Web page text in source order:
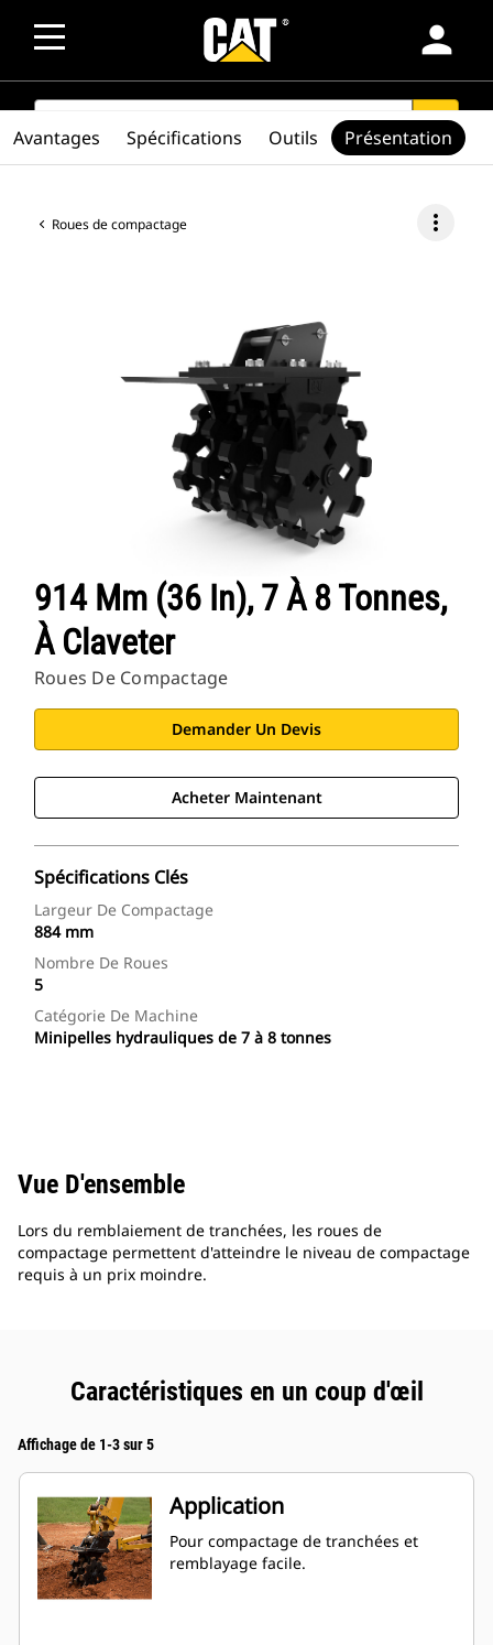
person
SEARCH search
Roues de compactage more_vert
914 Mm (36 In), 7 À 8 Tonnes,
À Claveter
Roues De Compactage
Demander Un Devis
Acheter Maintenant
Spécifications Clés
Largeur De Compactage
884 mm
Nombre De Roues
5
Catégorie De Machine
Minipelles hydrauliques de 7 à 8 tonnes
Avantages Spécifications Outils Présentation
Vue D'ensemble
Lors du remblaiement de tranchées, les roues de
compactage permettent d'atteindre le niveau de compactage
requis à un prix moindre.
Caractéristiques en un coup d'œil
Affichage de 1-3 sur 5
Application
Pour compactage de tranchées et
remblayage facile.